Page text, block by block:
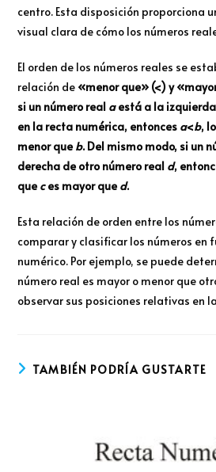
centro. Esta disposición proporciona
visual clara de cómo los números
El orden de los números reales se
relación de «menor que» (<) y
si un número real aestá a la
en la recta numérica, entonces a<b,
menor queb. Del mismo modo, si un
derecha de otro número real d,
queces mayor qued.
Esta relación de orden entre los
comparar y clasificar los números en
numérico. Por ejemplo, se puede
número real es mayor o menor que
observar sus posiciones relativas en
TAMBIÉN PODRÍA GUSTARTE